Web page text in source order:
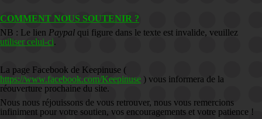
COMMENT NOUS SOUTENIR ?
NB : Le lien Paypal qui figure dans le texte est invalide, veuillez
utiliser celui-ci.
La page Facebook de Keepinuse (
https://www.facebook.com/Keepinuse ) vous informera de la
réouverture prochaine du site.
Nous nous réjouissons de vous retrouver, nous vous remercions
infiniment pour votre soutien, vos encouragements et votre patience !